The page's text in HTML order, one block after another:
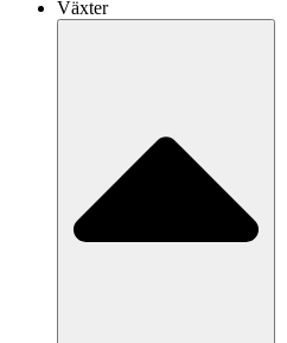
Växter